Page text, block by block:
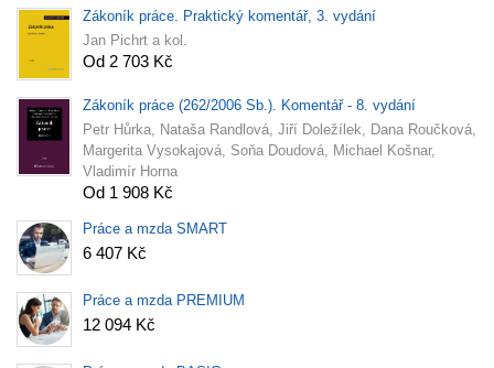
Zákoník práce. Praktický komentář, 3. vydání
Jan Pichrt a kol.
Od 2 703 Kč
Zákoník práce (262/2006 Sb.). Komentář - 8. vydání
Petr Hůrka, Nataša Randlová, Jiří Doležílek, Dana Roučková,
Margerita Vysokajová, Soňa Doudová, Michael Košnar,
Vladimír Horna
Od 1 908 Kč
Práce a mzda SMART
6 407 Kč
Práce a mzda PREMIUM
12 094 Kč